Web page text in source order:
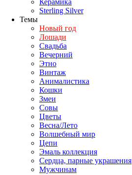
Керамика
Sterling Silver
Темы
Новый год
Лошади
Свадьба
Вечерний
Этно
Винтаж
Анималистика
Кошки
Змеи
Совы
Цветы
Весна/Лето
Волшебный мир
Цепи
Эмаль коллекция
Сердца, парные украшения
Мужчинам